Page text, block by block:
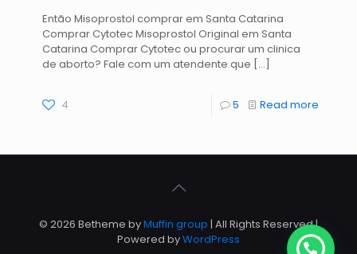
Então Misoprostol comprar em Santa Catarina
Comprar Cytotec Misoprostol Original em Santa
Catarina Comprar Cytotec ou procurar um clinica
de aborto? Fale com um atendente que […]
4 5 Read more
© 2026 Betheme byMuffin group | All Rights Reserved |
Powered byWordPress